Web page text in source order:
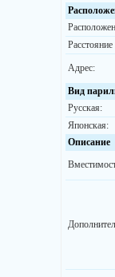
Адрес:
Вид
Русская:
Японская:
Описание